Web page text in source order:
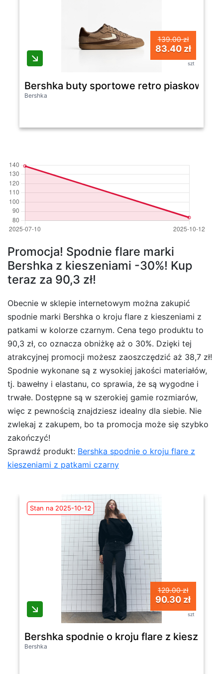
139.00 zł
83.40 zł
szt
Bershka buty sportowe retro piaskowy
Bershka
Promocja! Spodnie flare marki
Bershka z kieszeniami -30%! Kup
teraz za 90,3 zł!
Obecnie w sklepie internetowym można zakupić
spodnie marki Bershka o kroju flare z kieszeniami z
patkami w kolorze czarnym. Cena tego produktu to
90,3 zł, co oznacza obniżkę aż o 30%. Dzięki tej
atrakcyjnej promocji możesz zaoszczędzić aż 38,7 zł!
Spodnie wykonane są z wysokiej jakości materiałów,
tj. bawełny i elastanu, co sprawia, że są wygodne i
trwałe. Dostępne są w szerokiej gamie rozmiarów,
więc z pewnością znajdziesz idealny dla siebie. Nie
zwlekaj z zakupem, bo ta promocja może się szybko
zakończyć!
Sprawdź produkt: Bershka spodnie o kroju flare z
kieszeniami z patkami czarny
Stan na 2025-10-12
129.00 zł
90.30 zł
szt
Bershka spodnie o kroju flare z
Bershka